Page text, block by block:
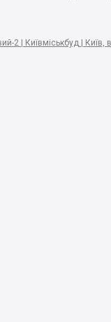
2 | Київміськбуд | Київ,